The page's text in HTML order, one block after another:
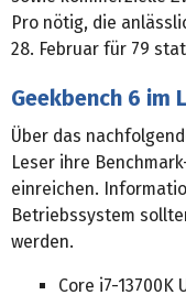
Pro nötig, die
28. Februar für 79
Geekbench 6 im
Über das
Leser ihre
einreichen.
Betriebssystem
werden.
Core i7-13700K